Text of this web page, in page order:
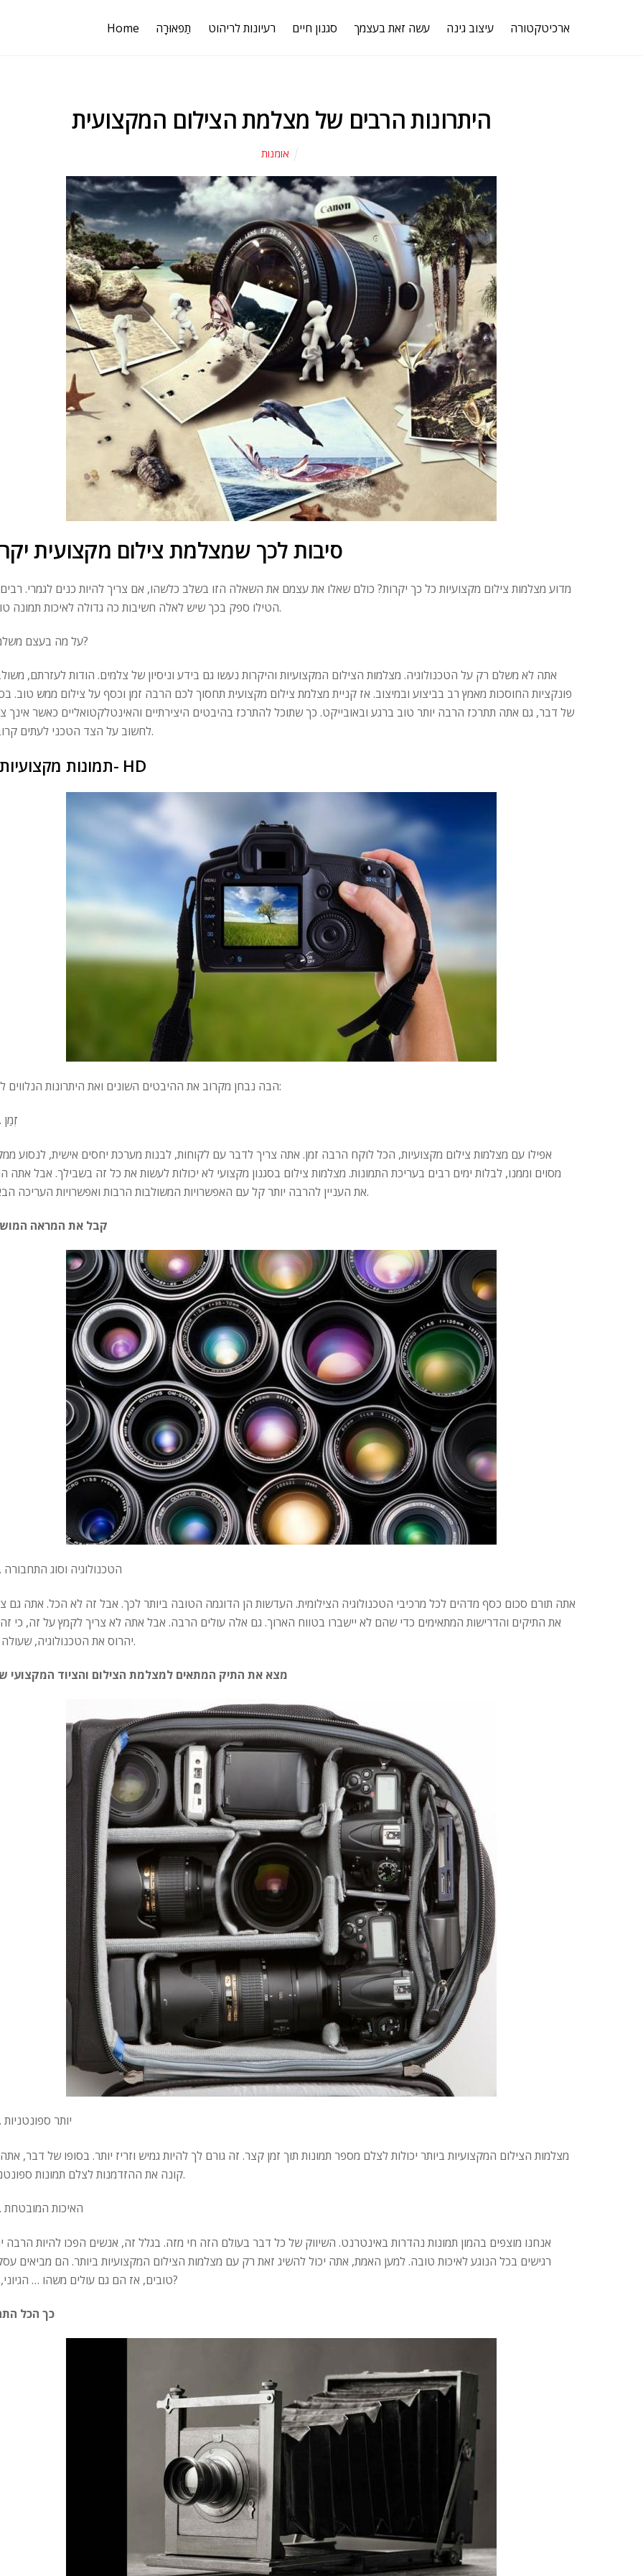
Home תַפאוּרָה רעיונות לריהוט סגנון חיים עשה זאת בעצמך עיצוב גינה ארכיטקטורה
היתרונות הרבים של מצלמת הצילום המקצועית
אומנות
סיבות לכך שמצלמת צילום מקצועית
מדוע מצלמות צילום מקצועיות כל כך יקרות? כולם שאלו את עצמם את השאלה הזו בשלב כלשהו, ​​אם צריך להיות כנים לגמרי.
הטילו ספק בכך שיש לאלה חשיבות כה גדולה לאיכות תמונה טובה.
על מה בעצם משלמים?
אתה לא משלם רק על הטכנולוגיה. מצלמות הצילום המקצועיות והיקרות נעשו גם בידע וניסיון של צלמים. הודות לעזרתם,
פונקציות החוסכות מאמץ רב בביצוע ובמיצוב. אז קניית מצלמת צילום מקצועית תחסוך לכם הרבה זמן וכסף על צילום ממש טוב.
של דבר, גם אתה תתרכז הרבה יותר טוב ברגע ובאובייקט. כך שתוכל להתרכז בהיבטים היצירתיים והאינטלקטואליים כאשר אינך
לחשוב על הצד הטכני לעתים קרובות.
תמונות מקצועיות ב- HD
הבה נבחן מקרוב את ההיבטים השונים ואת היתרונות הנלווים להם:
זְמַן
אפילו עם מצלמות צילום מקצועיות, הכל לוקח הרבה זמן. אתה צריך לדבר עם לקוחות, לבנות מערכת יחסים אישית, לנסוע
מסוים וממנו, לבלות ימים רבים בעריכת התמונות. מצלמות צילום בסגנון מקצועי לא יכולות לעשות את כל זה בשבילך. אבל אתה
את העניין להרבה יותר קל עם האפשרויות המשולבות הרבות ואפשרויות העריכה הבאות.
קבל את המראה
הטכנולוגיה וסוג התחבורה
אתה תורם סכום כסף מדהים לכל מרכיבי הטכנולוגיה הצילומית. העדשות הן הדוגמה הטובה ביותר לכך. אבל זה לא הכל. אתה גם
את התיקים והדרישות המתאימים כדי שהם לא יישברו בטווח הארוך. גם אלה עולים הרבה. אבל אתה לא צריך לקמץ על זה, כי
יהרוס את הטכנולוגיה, שעולה הון.
מצא את התיק המתאים למצלמת הצילום והציוד המקצועי
יותר ספונטניות
מצלמות הצילום המקצועיות ביותר יכולות לצלם מספר תמונות תוך זמן קצר. זה גורם לך להיות גמיש וזריז יותר. בסופו של דבר,
קונה את ההזדמנות לצלם תמונות ספונטניות.
האיכות המובטחת
אנחנו מוצפים בהמון תמונות נהדרות באינטרנט. השיווק של כל דבר בעולם הזה חי מזה. בגלל זה, אנשים הפכו להיות הרבה
רגישים בכל הנוגע לאיכות טובה. למען האמת, אתה יכול להשיג זאת רק עם מצלמות הצילום המקצועיות ביותר. הם מביאים
טובים, אז הם גם עולים משהו … הגיוני, לא?
כך הכל